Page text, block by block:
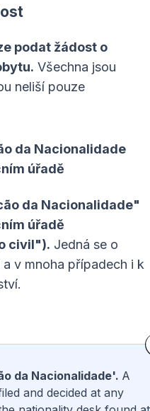
podat žádost o
Všechna jsou
neliší pouze
da Nacionalidade
úřadě
da Nacionalidade"
úřadě
civil"). Jedná se o
v mnoha případech i k
da Nacionalidade'. A
and decided at any